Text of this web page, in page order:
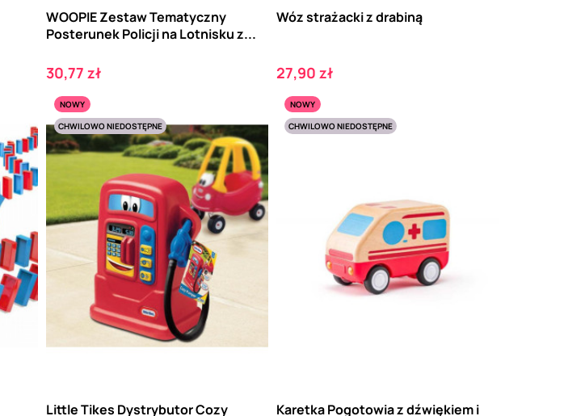
WOOPIE Zestaw Tematyczny
Posterunek Policji na Lotnisku z...
Cena
30,77 zł
Wóz strażacki z drabiną
Cena
27,90 zł
NOWY
CHWILOWO NIEDOSTĘPNE
Little Tikes Dystrybutor Cozy
NOWY
CHWILOWO NIEDOSTĘPNE
Karetka Pogotowia z dźwiękiem i